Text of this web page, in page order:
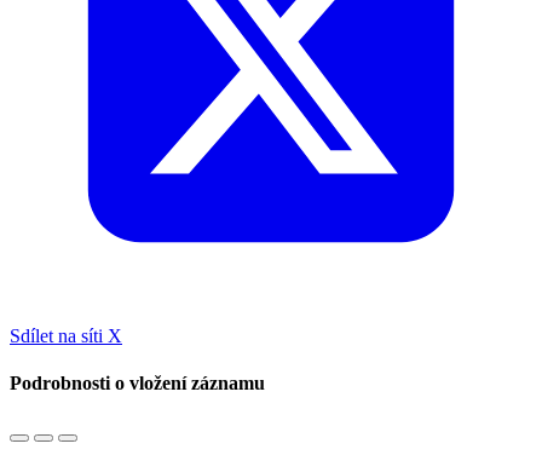
Sdílet na síti X
Podrobnosti o vložení záznamu